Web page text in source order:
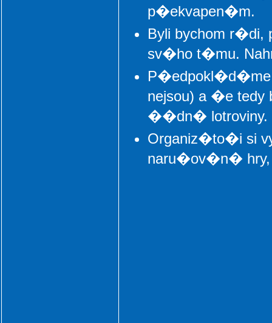
p�ekvapen�m.
Byli bychom r�di,
sv�ho t�mu.
nejsou) a �e
��dn� lotroviny.
Organiz�to�i si
naru�ov�n�